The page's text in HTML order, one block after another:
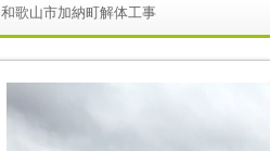
和歌山市加納町解体工事